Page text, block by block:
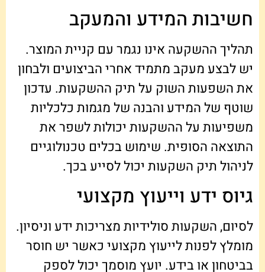
חשיבות המידע והמעקב
תהליך ההשקעה אינו נגמר עם קניית המוצר.
יש לבצע מעקב מתמיד אחרי הביצועים ולבחון
את השפעות השוק על תיק ההשקעות. עדכון
שוטף של המידע והבנה של מגמות כלכליות
משפיעות על ההשקעות יכולות לשפר את
התוצאה הסופית. שימוש בכלים טכנולוגיים
לניהול תיק השקעות יכול לסייע בכך.
גיוס ידע וייעוץ מקצועי
לסיום, השקעות סולידיות מצריכות ידע וניסיון.
מומלץ לפנות לייעוץ מקצועי כאשר יש חוסר
בביטחון או בידע. יועץ מוסמך יכול לספק